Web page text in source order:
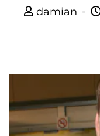
damian